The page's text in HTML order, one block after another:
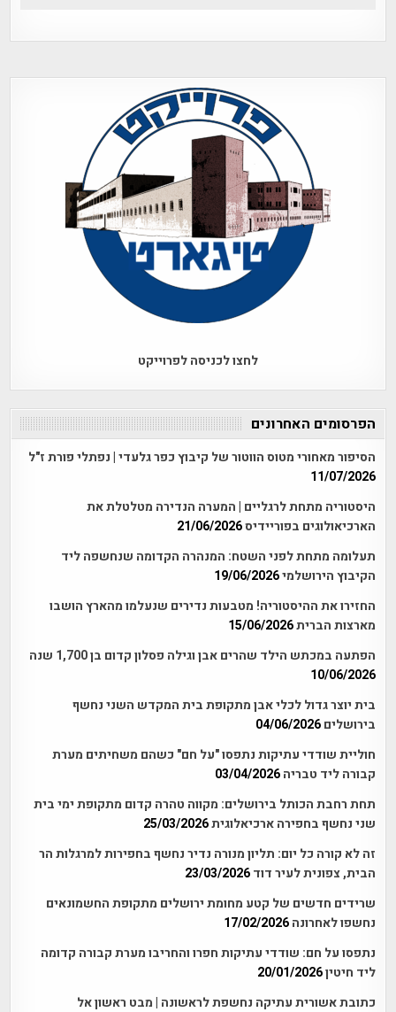
לחצו לכניסה לפרוייקט
הפרסומים האחרונים
הסיפור מאחורי מטוס הווטור של קיבוץ כפר גלעדי | נפתלי פורת ז"ל
11/07/2026
היסטוריה מתחת לרגליים | המערה הנדירה מטלטלת את
הארכיאולוגים בפוריידיס21/06/2026
תעלומה מתחת לפני השטח: המנהרה הקדומה שנחשפה ליד
הקיבוץ הירושלמי19/06/2026
החזירו את ההיסטוריה! מטבעות נדירים שנעלמו מהארץ הושבו
מארצות הברית15/06/2026
הפתעה במכתש הילד שהרים אבן וגילה פסלון קדום בן 1,700 שנה
10/06/2026
בית יוצר גדול לכלי אבן מתקופת בית המקדש השני נחשף
בירושלים 04/06/2026
חוליית שודדי עתיקות נתפסו "על חם" כשהם משחיתים מערת
קבורה ליד טבריה 03/04/2026
תחת רחבת הכותל בירושלים: מקווה טהרה קדום מתקופת ימי בית
שני נחשף בחפירה ארכיאלוגית25/03/2026
זה לא קורה כל יום: תליון מנורה נדיר נחשף בחפירות למרגלות הר
הבית, צפונית לעיר דוד 23/03/2026
שרידים חדשים של קטע מחומת ירושלים מתקופת החשמונאים
נחשפו לאחרונה 17/02/2026
נתפסו על חם: שודדי עתיקות חפרו והחריבו מערת קבורה קדומה
ליד חיטין20/01/2026
כתובת אשורית עתיקה נחשפת לראשונה | מבט ראשון אל